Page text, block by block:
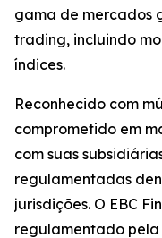
gama de mercados
trading, incluindo
índices.
Reconhecido com
comprometido em
com suas
regulamentadas
jurisdições. O EBC
regulamentado